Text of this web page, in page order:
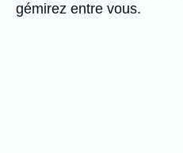
gémirez entre vous.